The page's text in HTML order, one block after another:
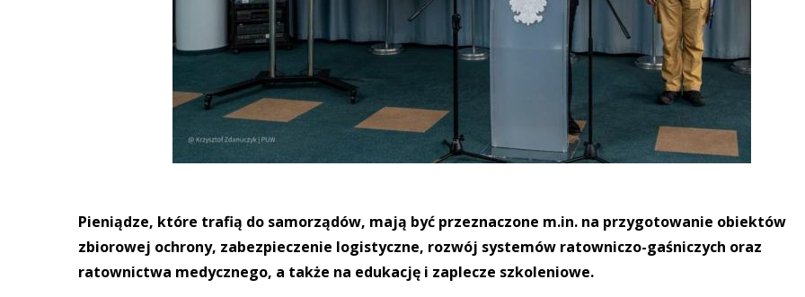
Pieniądze, które trafią do samorządów, mają być przeznaczone m.in. na przygotowanie obiektów
zbiorowej ochrony, zabezpieczenie logistyczne, rozwój systemów ratowniczo-gaśniczych oraz
ratownictwa medycznego, a także na edukację i zaplecze szkoleniowe.